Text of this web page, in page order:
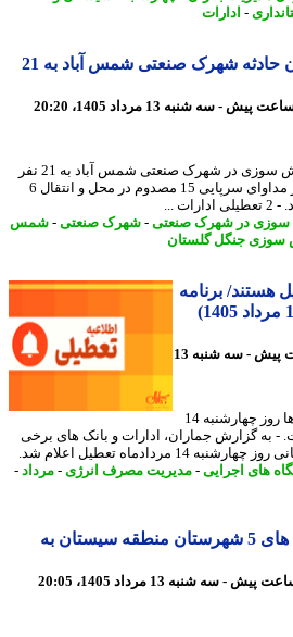
- ادارات
افزایش تعداد مصدومان حادثه شهرک صنعتی شمس آباد به 21
آمار مصدومان حادثه انفجار و آتش سوزی در شهرک صنعتی شمس آباد به 21 نفر
افزایش یافت. اورژانس تهران از مداوای سرپایی 15 مصدوم در محل و انتقال 6
در شهرک صنعتی-شهرک صنعتی-شمس
جنگل گلستان
برنامه
کار ادارات در چهارشنبه (14 مرداد 1405)
42 ساعت پیش - سه شنبه 13
ادارات و بانک های برخی استان ها روز چهارشنبه 14
گزارش جماران، ادارات و بانک های برخی
تعطیل اعلام شد.
اجرایی- مدیریت مصرف انرژی-مرداد-
تعطیلی ادارات و بانک های 5 شهرستان منطقه سیستان به